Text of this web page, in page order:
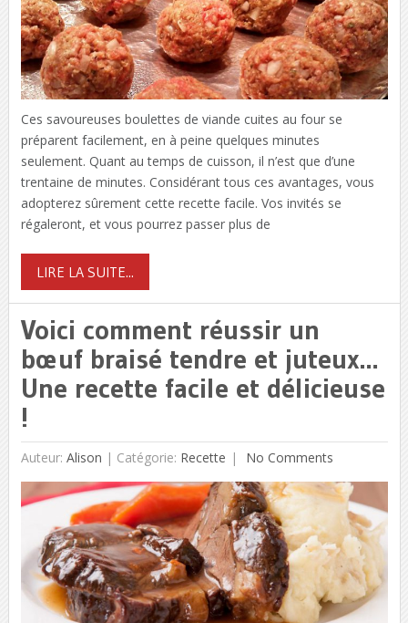
Ces savoureuses boulettes de viande cuites au four se
préparent facilement, en à peine quelques minutes
seulement. Quant au temps de cuisson, il n’est que d’une
trentaine de minutes. Considérant tous ces avantages, vous
adopterez sûrement cette recette facile. Vos invités se
régaleront, et vous pourrez passer plus de
LIRE LA SUITE...
Voici comment réussir un
bœuf braisé tendre et juteux…
Une recette facile et délicieuse
!
Auteur: Alison | Catégorie: Recette No Comments